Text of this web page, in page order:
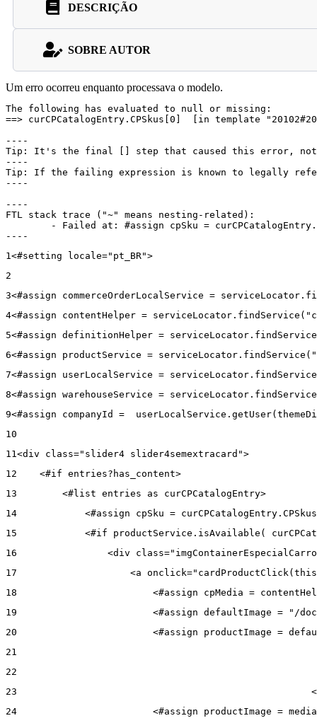
DESCRIÇÃO
SOBRE AUTOR
Um erro ocorreu enquanto processava o modelo.
The following has evaluated to null or missing:
==> curCPCatalogEntry.CPSkus[0]  [in template
----
Tip: It's the final [] step that caused this error,
----
Tip: If the failing expression is known to legally refer
----
----
FTL stack trace ("~" means nesting-related):
----
1 <#setting locale="pt_BR">
2
3<#assign commerceOrderLocalService =
4<#assign contentHelper =
5<#assign definitionHelper =
6<#assign productService =
7<#assign userLocalService =
8<#assign warehouseService =
9<#assign companyId =
10
11 <div class="slider4 slider4semextracard">
12
    <#if entries?has_content>
13
        <#list entries as curCPCatalogEntry>
14
<#assign cpSku =
15
<#if productService.isAvailable(
16
<div
17
<a
18
<#assign cpMedia =
19
<#assign defaultImage = "/
20
<#assign productImage =
21
22
23
24
<#assign productImage =